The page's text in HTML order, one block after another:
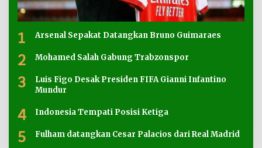
1 Arsenal Sepakat Datangkan Bruno Guimaraes
2 Mohamed Salah Gabung Trabzonspor
3
Luis Figo Desak Presiden FIFA Gianni Infantino
Mundur
4 Indonesia Tempati Posisi Ketiga
5 Fulham datangkan Cesar Palacios dari Real Madrid